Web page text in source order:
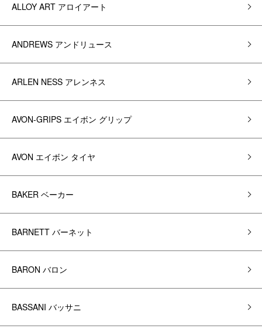
ALLOY ART アロイアート
ANDREWS アンドリュース
ARLEN NESS アレンネス
AVON-GRIPS エイボン グリップ
AVON エイボン タイヤ
BAKER ベーカー
BARNETT バーネット
BARON バロン
BASSANI バッサニ